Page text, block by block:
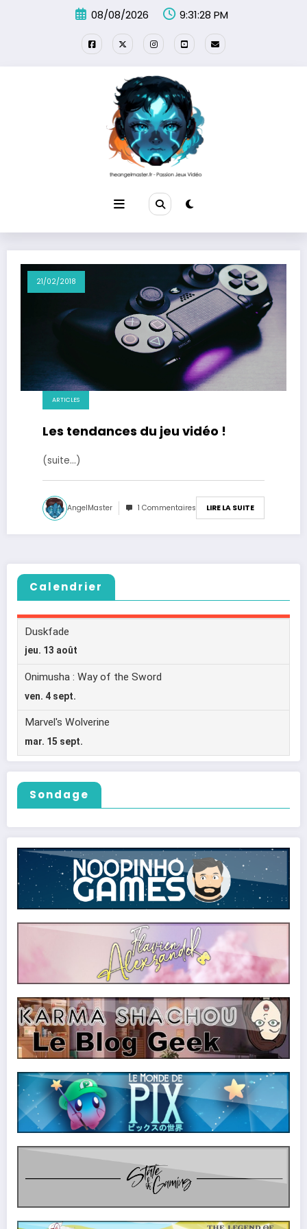
08/08/2026 9:31:28 PM
21/02/2018
ARTICLES
Les tendances du jeu vidéo !
(suite…)
AngelMaster 1 Commentaires LIRE LA SUITE
Calendrier
Sondage